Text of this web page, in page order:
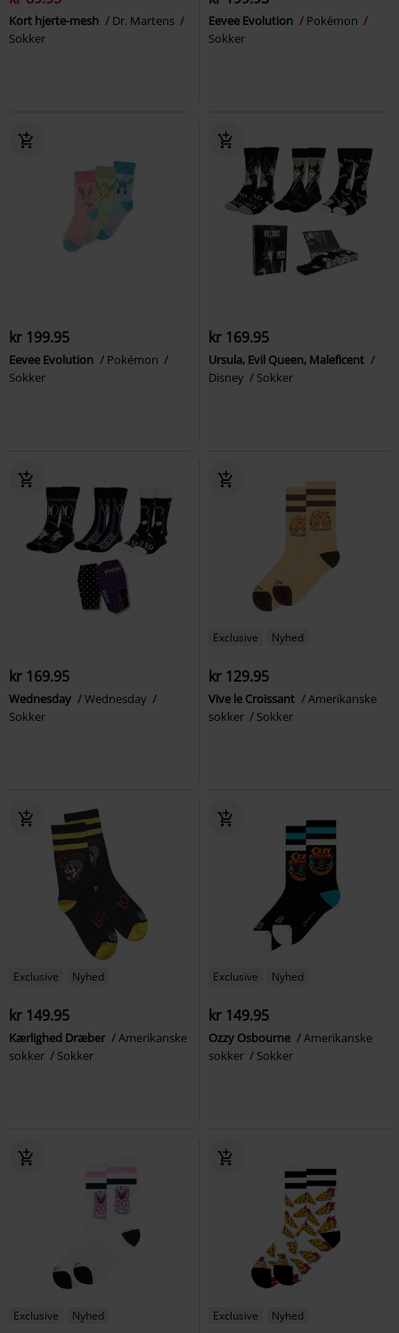
Kort hjerte-mesh
Dr. Martens
Sokker
Eevee Evolution
Pokémon
Sokker
kr 199.95
Eevee Evolution
Pokémon
Sokker
kr 169.95
Ursula, Evil Queen, Maleficent
Disney
Sokker
kr 169.95
Wednesday
Wednesday
Sokker
Exclusive Nyhed
kr 129.95
Vive le Croissant
Amerikanske
sokker
Sokker
Exclusive Nyhed
kr 149.95
Kærlighed Dræber
Amerikanske
sokker
Sokker
Exclusive Nyhed
kr 149.95
Ozzy Osbourne
Amerikanske
sokker
Sokker
Exclusive Nyhed Exclusive Nyhed